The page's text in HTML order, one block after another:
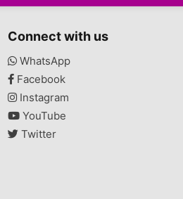
Connect with us
WhatsApp
Facebook
Instagram
YouTube
Twitter